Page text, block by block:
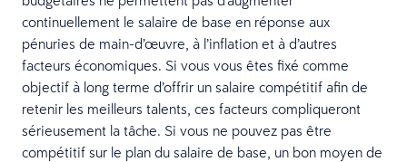
continuellement le salaire de base en réponse aux
pénuries de main-d’œuvre, à l’inflation et à d’autres
facteurs économiques. Si vous vous êtes fixé comme
objectif à long terme d’offrir un salaire compétitif afin de
retenir les meilleurs talents, ces facteurs compliqueront
sérieusement la tâche. Si vous ne pouvez pas être
compétitif sur le plan du salaire de base, un bon moyen de